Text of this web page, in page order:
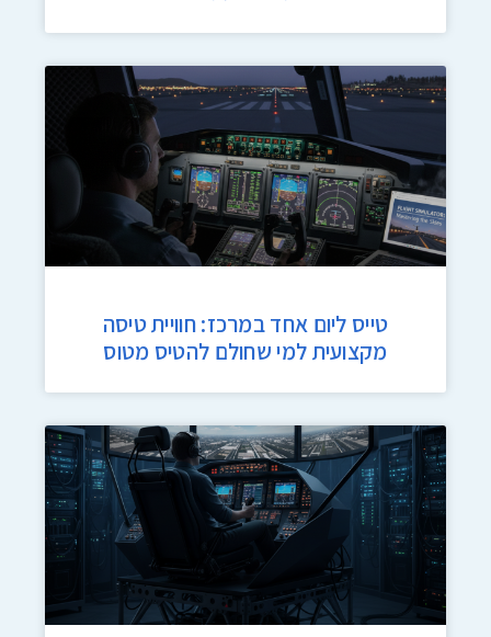
טייס ליום אחד במרכז: חוויית טיסה
מקצועית למי שחולם להטיס מטוס